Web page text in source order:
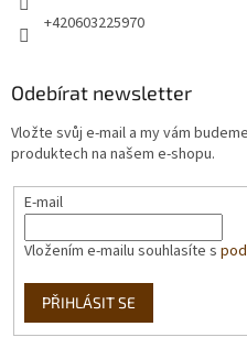
+420603225970
Odebírat newsletter
Vložte svůj e-mail a my vám
produktech na našem e-shopu.
E-mail
Vložením e-mailu souhlasíte s
PŘIHLÁSIT SE